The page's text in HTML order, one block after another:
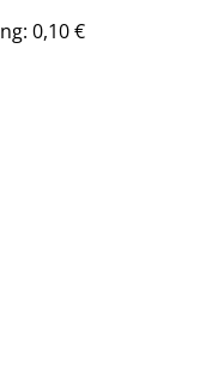
0,10 €